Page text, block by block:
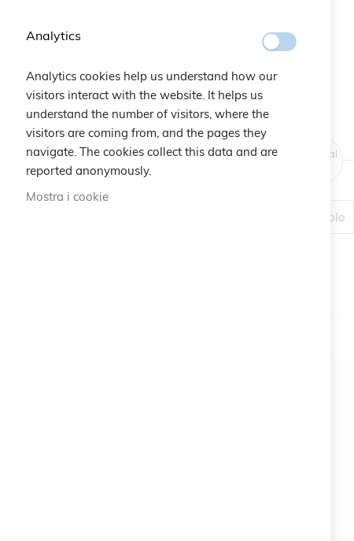
Original
1 Articolo
Analytics
Analytics cookies help us understand how our
visitors interact with the website. It helps us
understand the number of visitors, where the
visitors are coming from, and the pages they
navigate. The cookies collect this data and are
reported anonymously.
Mostra i cookie